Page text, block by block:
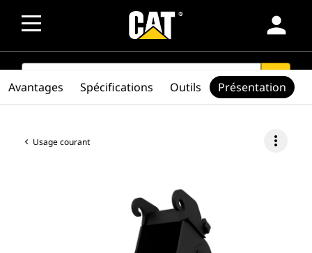
person
SEARCH search
Usage courant more_vert
Avantages Spécifications Outils Présentation